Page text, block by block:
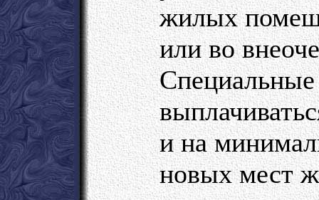
жилых
или во
и на
новых мест